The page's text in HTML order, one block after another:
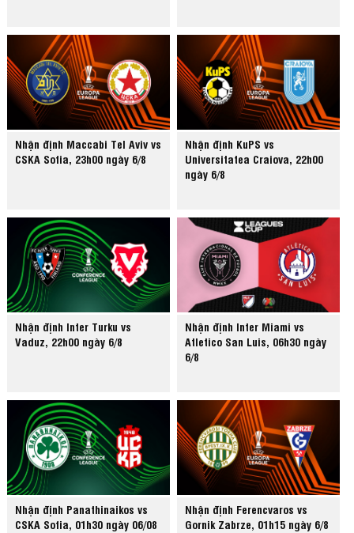
Nhận định Maccabi Tel Aviv vs
CSKA Sofia, 23h00 ngày 6/8
Nhận định KuPS vs
Universitatea Craiova, 22h00
ngày 6/8
Nhận định Inter Turku vs
Vaduz, 22h00 ngày 6/8
Nhận định Inter Miami vs
Atletico San Luis, 06h30 ngày
6/8
Nhận định Panathinaikos vs
CSKA Sofia, 01h30 ngày 06/08
Nhận định Ferencvaros vs
Gornik Zabrze, 01h15 ngày 6/8